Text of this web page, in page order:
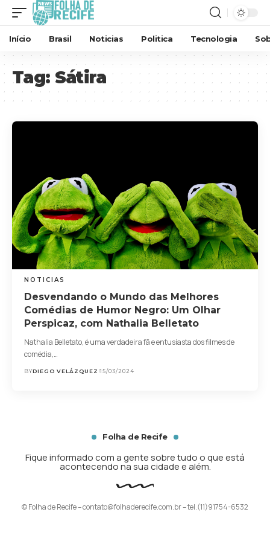
Início Brasil Noticias Politica Tecnologia
Tag: Sátira
NOTICIAS
Desvendando o Mundo das Melhores
Comédias de Humor Negro: Um Olhar
Perspicaz, com Nathalia Belletato
Nathalia Belletato, é uma verdadeira fã e entusiasta dos filmes de
comédia,…
BYDIEGO VELÁZQUEZ 15/03/2024
Folha de Recife
Fique informado com a gente sobre tudo o que está
acontecendo na sua cidade e além.
© Folha de Recife –contato@folhaderecife.com.br– tel.(11)91754-6532